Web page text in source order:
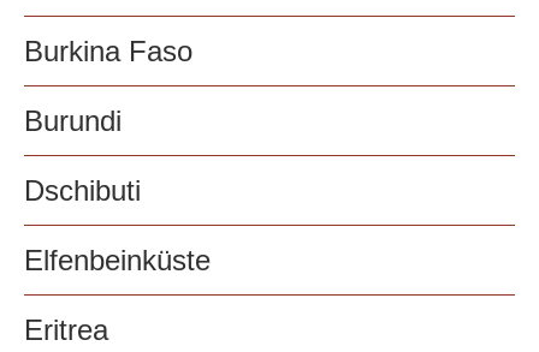
Burkina Faso
Burundi
Dschibuti
Elfenbeinküste
Eritrea